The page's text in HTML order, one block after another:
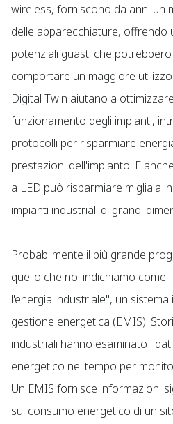
wireless, forniscono da anni un
delle apparecchiature, offrendo
potenziali guasti che
comportare un maggiore
Digital Twin aiutano a
funzionamento degli impianti,
protocolli per risparmiare
prestazioni dell'impianto. E
a LED può risparmiare migliaia
impianti industriali di grandi
Probabilmente il più grande
quello che noi indichiamo come
l'energia industriale", un
gestione energetica (EMIS).
industriali hanno esaminato i
energetico nel tempo per
Un EMIS fornisce informazioni
sul consumo energetico di un